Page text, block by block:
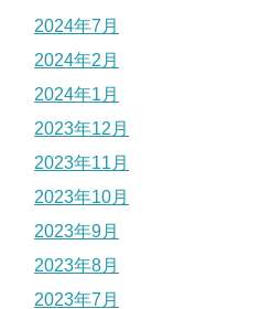
2024年7月
2024年2月
2024年1月
2023年12月
2023年11月
2023年10月
2023年9月
2023年8月
2023年7月